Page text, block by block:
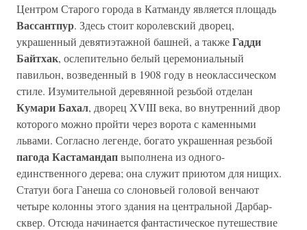
Центром Старого города в Катманду является площадь
Вассантпур. Здесь стоит королевский дворец,
украшенный девятиэтажной башней, а такжеГадди
Байтхак, ослепительно белый церемониальный
павильон, возведенный в 1908 году в неоклассическом
стиле. Изумительной деревянной резьбой отделан
Кумари Бахал, дворец XVIII века, во внутренний двор
которого можно пройти через ворота с каменными
львами. Согласно легенде, богато украшенная резьбой
пагода Кастамандапвыполнена из одного-
единственного дерева; она служит приютом для нищих.
Статуи бога Ганеша со слоновьей головой венчают
четыре колонны этого здания на центральной Дарбар-
сквер. Отсюда начинается фантастическое путешествие